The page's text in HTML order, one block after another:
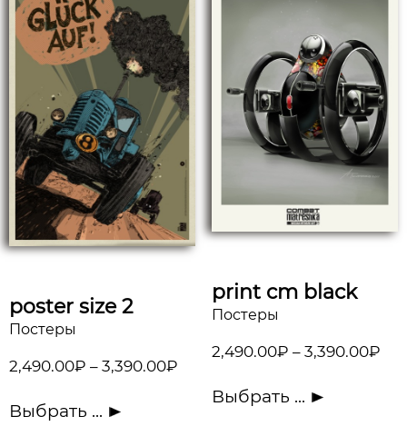
poster size 2
Постеры
2,490.00₽ – 3,390.00₽
Выбрать ...
print cm black
Постеры
2,490.00₽ – 3,390.00₽
Выбрать ...